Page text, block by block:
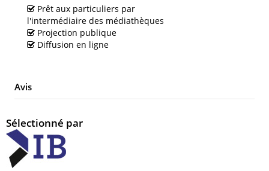
Prêt aux particuliers par
l'intermédiaire des médiathèques
Projection publique
Diffusion en ligne
Avis
Sélectionné par